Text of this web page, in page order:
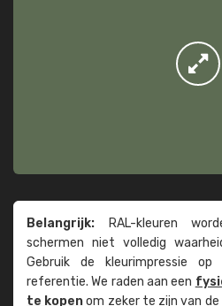
Belangrijk: RAL-kleuren
schermen niet volledig
Gebruik de kleur­impressie
referentie. We raden aan een
te kopenom zeker te zijn van